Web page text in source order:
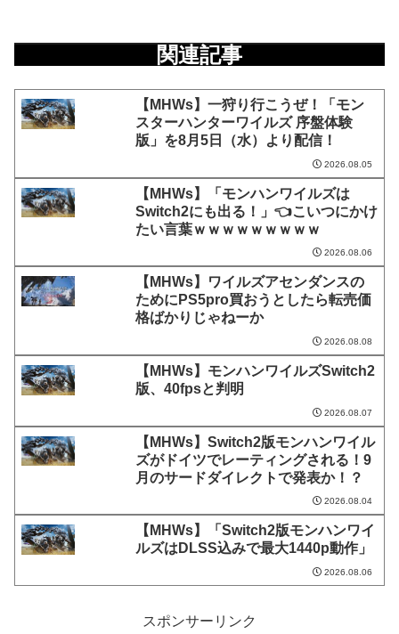
関連記事
【MHWs】一狩り行こうぜ！「モン
スターハンターワイルズ 序盤体験
版」を8月5日（水）より配信！
2026.08.05
【MHWs】「モンハンワイルズは
Switch2にも出る！」👈こいつにかけ
たい言葉ｗｗｗｗｗｗｗｗｗ
2026.08.06
【MHWs】ワイルズアセンダンスの
ためにPS5pro買おうとしたら転売価
格ばかりじゃねーか
2026.08.08
【MHWs】モンハンワイルズSwitch2
版、40fpsと判明
2026.08.07
【MHWs】Switch2版モンハンワイル
ズがドイツでレーティングされる！9
月のサードダイレクトで発表か！？
2026.08.04
【MHWs】「Switch2版モンハンワイ
ルズはDLSS込みで最大1440p動作」
2026.08.06
スポンサーリンク